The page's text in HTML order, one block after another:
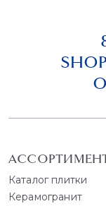
Каталог плитки
Керамогранит